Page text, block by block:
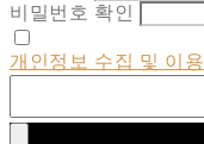
비밀번호 확인
개인정보 수집 및 이용